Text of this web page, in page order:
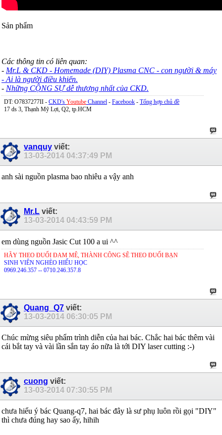
Sản phẩm
Các thông tin có liên quan:
- Mr.L & CKD - Homemade (DIY) Plasma CNC - con người & máy
- Ai là người điều khiển.
- Những CỘNG SỰ dễ thương nhất của CKD.
DT: O7837277II - CKD's Youtube Channel - Facebook - Tổng hợp chủ đề
17 ds 3, Thạnh Mỹ Lợi, Q2, tp.HCM
vanquy viết:
13-03-2014 04:37:49 PM
anh sài nguồn plasma bao nhiêu a vậy anh
Mr.L viết:
13-03-2014 04:43:59 PM
em dùng nguồn Jasic Cut 100 a ui ^^
HÃY THEO ĐUỔI ĐAM MÊ, THÀNH CÔNG SẼ THEO ĐUỔI BẠN
SINH VIÊN NGHÈO HIẾU HỌC
0969.246.357 -- 0710.246.357.8
Quang_Q7 viết:
13-03-2014 06:30:05 PM
Chúc mừng siêu phẩm trình diễn của hai bác. Chắc hai bác thêm vài
cái bắt tay và vài lần sắn tay áo nữa là tới DIY laser cutting :-)
cuong viết:
13-03-2014 07:30:55 PM
chưa hiểu ý bác Quang-q7, hai bác đây là sư phụ luôn rồi gọi "DIY"
thì chưa đúng hay sao ấy, hihih